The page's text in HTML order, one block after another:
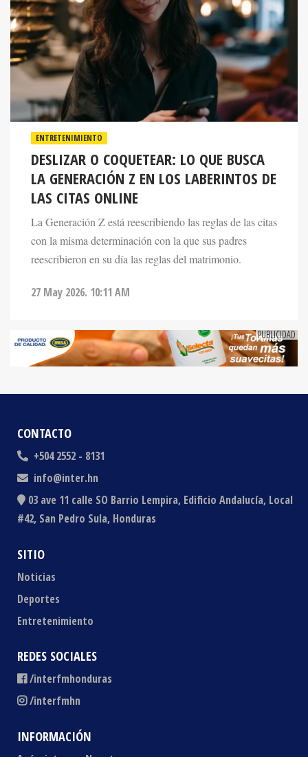
ENTRETENIMIENTO
DESLIZAR O COQUETEAR: LO QUE BUSCA
LA GENERACIÓN Z EN LOS LABERINTOS DE
LAS CITAS ONLINE
La Generación Z está reescribiendo las reglas de las citas
con la misma determinación con la que sus padres
reescribieron en su día las reglas del matrimonio.
CONTACTO
+504 2552 - 8131
info@inter.hn
03 ave 11 calle SO Barrio Lempira, Edificio Andalucía, Local
#42, San Pedro Sula, Honduras
SITIO
Noticias
Deportes
Entretenimiento
REDES SOCIALES
/interfmhonduras
/interfmhn
INFORMACIÓN